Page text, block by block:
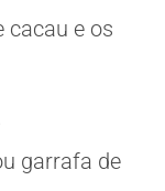
cacau e os
garrafa de